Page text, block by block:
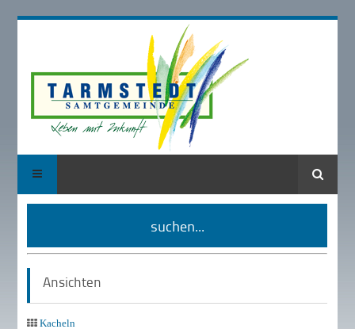
Suche
suchen...
Ansichten
Kacheln